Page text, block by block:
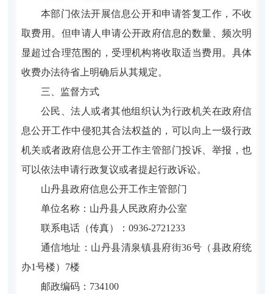
本部门依法开展信息公开和申请答复工作，不收
取费用。但申请人申请公开政府信息的数量、频次明
显超过合理范围的，受理机构将收取适当费用。具体
收费办法待省上明确后从其规定。
三、监督方式
公民、法人或者其他组织认为行政机关在政府信
息公开工作中侵犯其合法权益的，可以向上一级行政
机关或者政府信息公开工作主管部门投诉、举报，也
可以依法申请行政复议或者提起行政诉讼。
山丹县政府信息公开工作主管部门
单位名称：山丹县人民政府办公室
联系电话（传真）：0936-2721233
通信地址： 山丹县清泉镇县府街36号（县政府统
办1号楼）7楼
邮政编码：734100